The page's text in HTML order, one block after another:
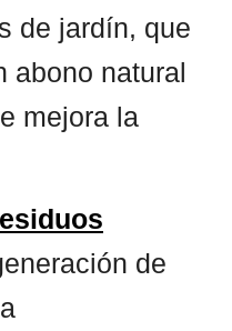
de jardín, que
abono natural
mejora la
de